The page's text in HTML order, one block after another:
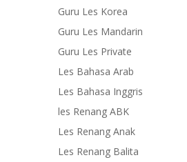
Guru Les Korea
Guru Les Mandarin
Guru Les Private
Les Bahasa Arab
Les Bahasa Inggris
les Renang ABK
Les Renang Anak
Les Renang Balita